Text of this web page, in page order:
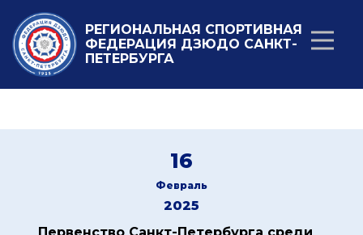
РЕГИОНАЛЬНАЯ СПОРТИВНАЯ
ФЕДЕРАЦИЯ ДЗЮДО САНКТ-
ПЕТЕРБУРГА
16
Февраль
2025